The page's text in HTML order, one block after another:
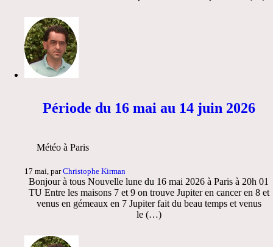
Période du 16 mai au 14 juin 2026
Météo à Paris
17 mai, parChristophe Kirman
Bonjour à tous Nouvelle lune du 16 mai 2026 à Paris à 20h 01
TU Entre les maisons 7 et 9 on trouve Jupiter en cancer en 8 et
venus en gémeaux en 7 Jupiter fait du beau temps et venus
le (…)